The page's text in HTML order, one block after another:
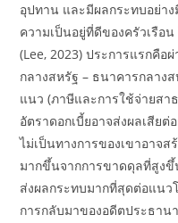
อุปทาน และมีผลกระทบอย่า
ความเป็นอยู่ที่ดีของครัวเรือ
(Lee, 2023) ประการแรกคื
กลางสหรัฐ – ธนาคารกลาง
แนว (ภาษีและการใช้จ่ายส
อัตราดอกเบี้ยอาจส่งผลเสีย
ไม่เป็นทางการของเขาอาจ
มากขึ้นจากการขาดดุลที่สูง
ส่งผลกระทบมากที่สุดต่อแนว
การกลับมาของอดีตประธา